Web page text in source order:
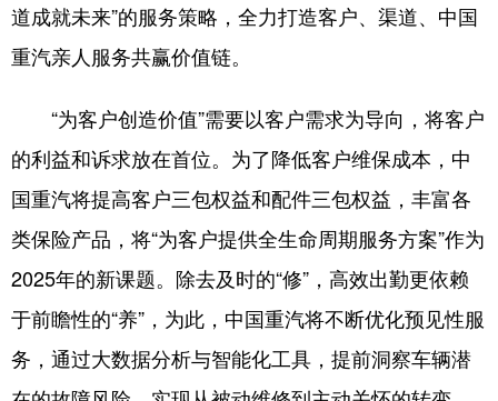
道成就未来”的服务策略，全力打造客户、渠道、中国
重汽亲人服务共赢价值链。
“为客户创造价值”需要以客户需求为导向，将客户
的利益和诉求放在首位。为了降低客户维保成本，中
国重汽将提高客户三包权益和配件三包权益，丰富各
类保险产品，将“为客户提供全生命周期服务方案”作为
2025年的新课题。除去及时的“修”，高效出勤更依赖
于前瞻性的“养”，为此，中国重汽将不断优化预见性服
务，通过大数据分析与智能化工具，提前洞察车辆潜